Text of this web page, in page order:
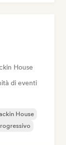
House
di eventi
House